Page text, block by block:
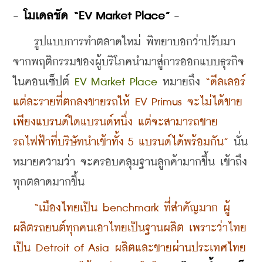
- โมเดลชัด “EV Market Place” -
รูปแบบการทำตลาดใหม่ พิทยาบอกว่าปรับมา
จากพฤติกรรมของผู้บริโภคนำมาสู่การออกแบบธุรกิจ
ในคอนเซ็ปต์
EV Market Place หมายถึง “ดีลเลอร์
แต่ละรายที่ตกลงขายรถให้ EV Primus จะไม่ได้ขาย
เพียงแบรนด์ใดแบรนด์หนึ่ง แต่จะสามารถขาย
รถไฟฟ้าที่บริษัทนำเข้าทั้ง 5 แบรนด์ได้พร้อมกัน” นั่น
หมายความว่า จะครอบคลุมฐานลูกค้ามากขึ้น เข้าถึง
ทุกตลาดมากขึ้น
“เมืองไทยเป็น benchmark ที่สำคัญมาก ผู้
ผลิตรถยนต์ทุกคนเอาไทยเป็นฐานผลิต เพราะว่าไทย
เป็น Detroit of Asia ผลิตและขายผ่านประเทศไทย